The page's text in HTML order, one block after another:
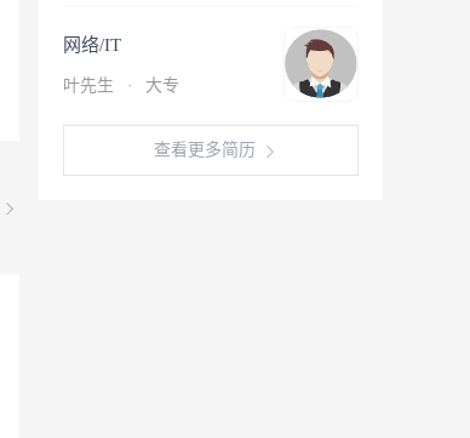
网络/IT
叶先生 · 大专
查看更多简历